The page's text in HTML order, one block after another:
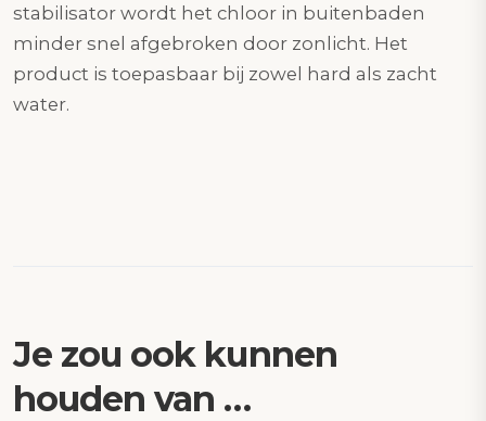
stabilisator wordt het chloor in buitenbaden
minder snel afgebroken door zonlicht. Het
product is toepasbaar bij zowel hard als zacht
water.
Je zou ook kunnen
houden van …